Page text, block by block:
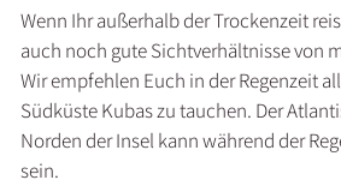
Wenn Ihr außerhalb der Trockenzeit
auch noch gute Sichtverhältnisse von
Wir empfehlen Euch in der Regenzeit
Südküste Kubas zu tauchen. Der
Norden der Insel kann während der
sein.